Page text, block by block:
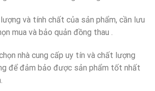
và tính chất của sản phẩm, cần lưu
mua và bảo quản đồng thau .
nhà cung cấp uy tín và chất lượng
để đảm bảo được sản phẩm tốt nhất